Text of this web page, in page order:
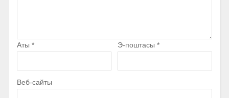
Аты * Э-поштасы *
Веб-сайты